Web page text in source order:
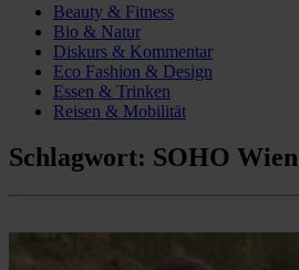
Beauty & Fitness
Bio & Natur
Diskurs & Kommentar
Eco Fashion & Design
Essen & Trinken
Reisen & Mobilität
Schlagwort: SOHO Wien